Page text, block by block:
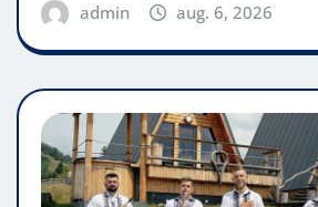
admin aug. 6, 2026